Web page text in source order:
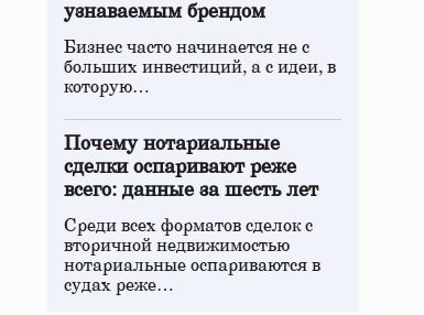
узнаваемым брендом
Бизнес часто начинается не с
больших инвестиций, а с идеи, в
которую…
Почему нотариальные
сделки оспаривают реже
всего: данные за шесть лет
Среди всех форматов сделок с
вторичной недвижимостью
нотариальные оспариваются в
судах реже…